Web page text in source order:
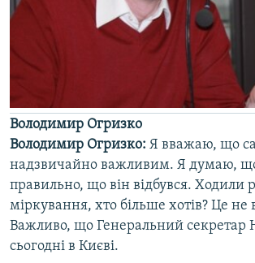
Володимир Огризко
Володимир Огризко: Я вважаю, що
надзвичайно важливим. Я думаю,
правильно, що він відбувся. Ходили
міркування, хто більше хотів? Це не
Важливо, що Генеральний секретар
сьогодні в Києві.